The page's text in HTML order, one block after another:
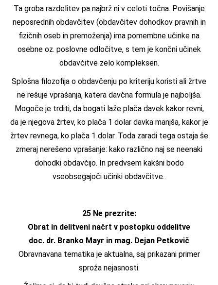
Ta groba razdelitev pa najbrž ni v celoti točna. Povišanje
neposrednih obdavčitev (obdavčitev dohodkov pravnih in
fizičnih oseb in premoženja) ima pomembne učinke na
osebne oz. poslovne odločitve, s tem je končni učinek
obdavčitve zelo kompleksen.
Splošna filozofija o obdavčenju po kriteriju koristi ali žrtve
ne rešuje vprašanja, katera davčna formula je najboljša.
Mogoče je trditi, da bogati laže plača davek kakor revni,
da je njegova žrtev, ko plača 1 dolar davka manjša, kakor je
žrtev revnega, ko plača 1 dolar. Toda zaradi tega ostaja še
zmeraj nerešeno vprašanje: kako različno naj se neenaki
dohodki obdavčijo. In predvsem kakšni bodo
vseobsegajoči učinki obdavčitve..
25 Ne prezrite:
Obrat in delitveni načrt v postopku oddelitve
doc. dr. Branko Mayr in mag. Dejan Petkovič
Obravnavana tematika je aktualna, saj prikazani primer
sproža nejasnosti.